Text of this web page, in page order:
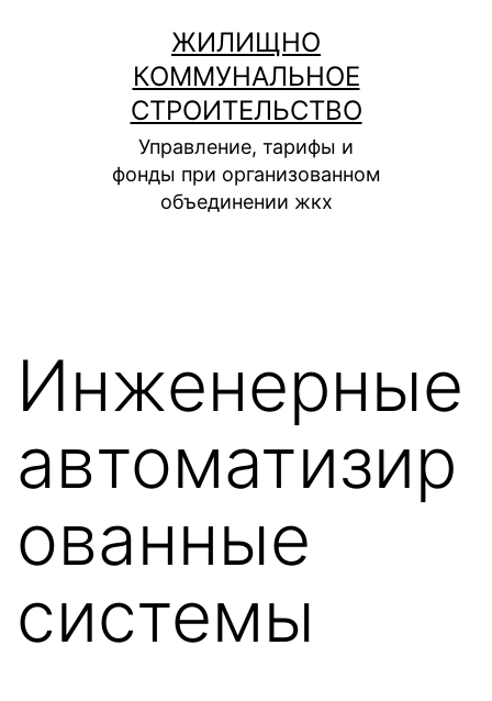
содержимому
ЖИЛИЩНО
КОММУНАЛЬНОЕ
СТРОИТЕЛЬСТВО
Управление, тарифы и
фонды при организованном
объединении жкх
Инженерные
автоматизир
ованные
системы